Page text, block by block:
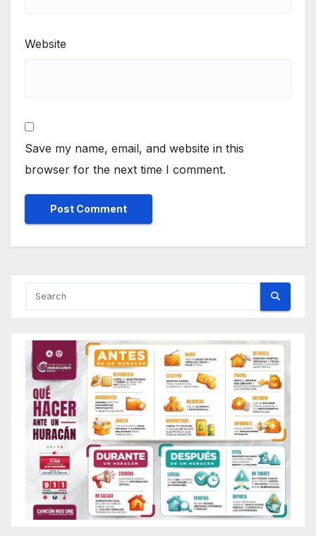
Website
Save my name, email, and website in this
browser for the next time I comment.